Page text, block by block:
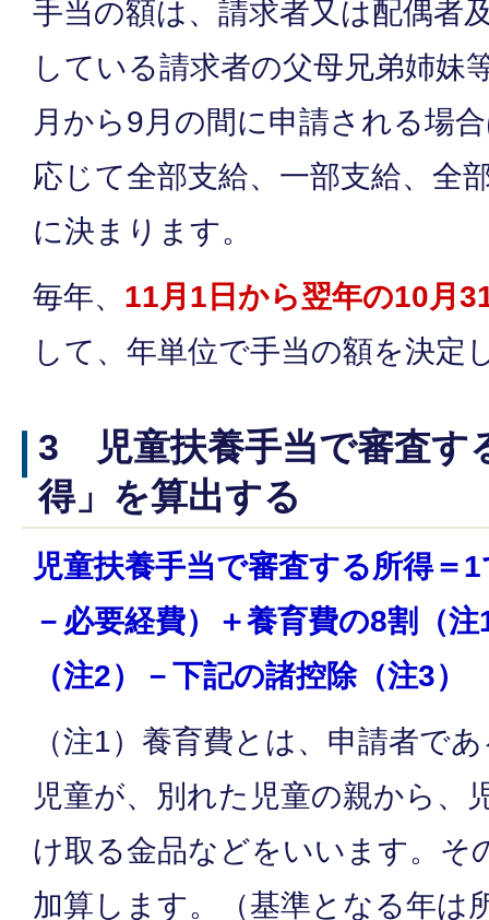
手当の額は、請求者又は配偶者
している請求者の父母兄弟姉妹
月から9月の間に申請される場
応じて全部支給、一部支給、全
に決まります。
毎年、 11月1日から翌年の10月
して、年単位で手当の額を決定
3 児童扶養手当で審査す
得」を算出する
児童扶養手当で審査する所得＝
－必要経費）＋養育費の8割（
（注2）－下記の諸控除（注3）
（注1）養育費とは、申請者で
児童が、別れた児童の親から、
け取る金品などをいいます。そ
加算します。（基準となる年は